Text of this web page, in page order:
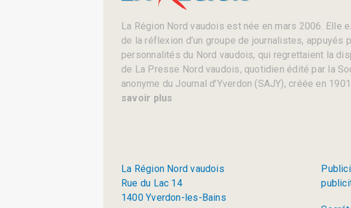
La Région Nord vaudois est née en mars 2006. Elle
de la réflexion d’un groupe de journalistes, appuyés
personnalités du Nord vaudois, qui regrettaient la
de La Presse Nord vaudois, quotidien édité par la
anonyme du Journal d’Yverdon (SAJY), créée en
savoir plus
La Région Nord vaudois
Rue du Lac 14
1400 Yverdon-les-Bains